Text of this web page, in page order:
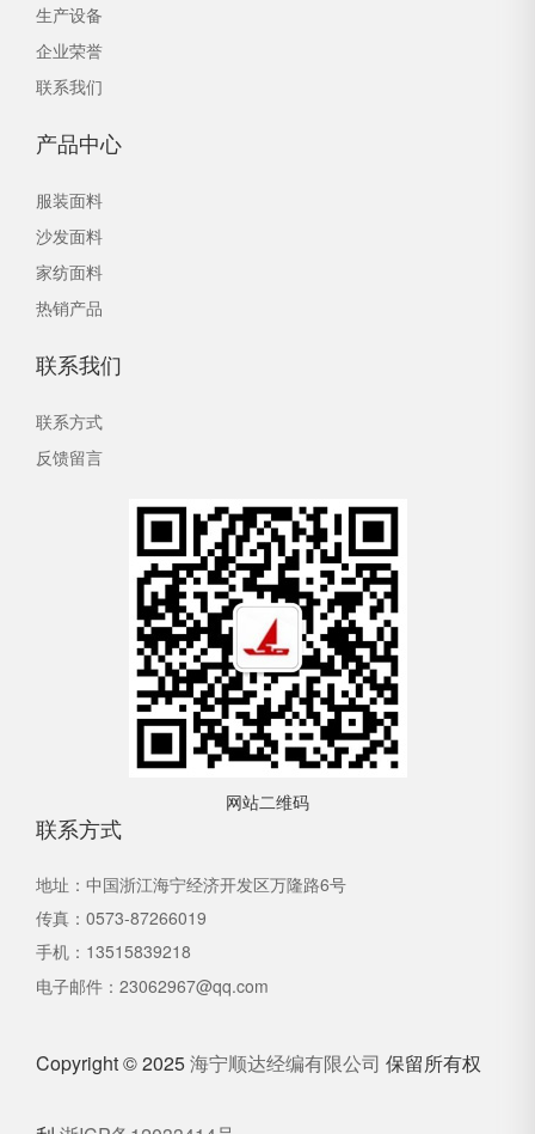
生产设备
企业荣誉
联系我们
产品中心
服装面料
沙发面料
家纺面料
热销产品
联系我们
联系方式
反馈留言
网站二维码
联系方式
地址：中国浙江海宁经济开发区万隆路6号
传真：0573-87266019
手机：13515839218
电子邮件： 23062967@qq.com
Copyright © 2025海宁顺达经编有限公司 保留所有权